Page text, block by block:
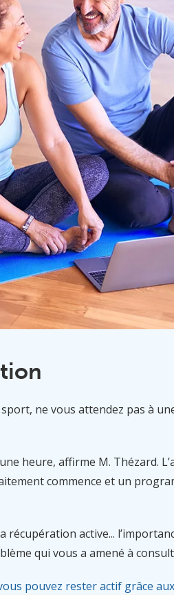
ne vous attendez pas à
heure, affirme M. Thézard.
commence et un
active...
qui vous a amené à
pouvez rester actif grâce